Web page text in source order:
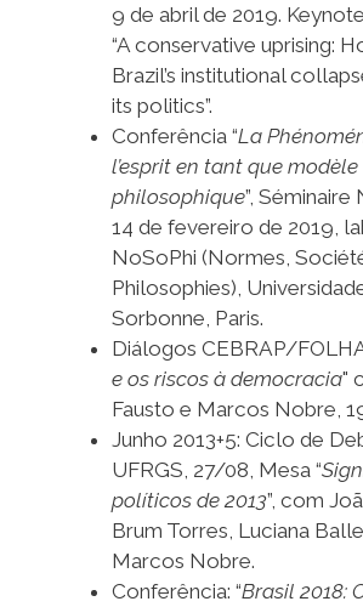
9 de abril de 2019.
“A conservative uprising:
Brazil’s institutional
its politics”.
Conferência “La
l’esprit en tant que modèle
philosophique”, Séminaire
14 de fevereiro de 2019,
NoSoPhi (Normes,
Philosophies),
Sorbonne, Paris.
Diálogos CEBRAP/
e os riscos à democracia"
Fausto e Marcos Nobre,
Junho 2013+5: Ciclo de
UFRGS, 27/08, Mesa “
políticos de 2013”, com
Brum Torres, Luciana
Marcos Nobre.
Conferência: “Brasil 2018: